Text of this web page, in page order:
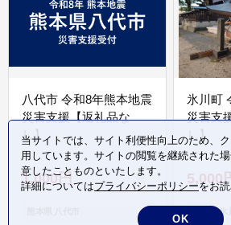
八代市 令和8年熊本地震
災害支援【返礼品な
し】
1,000円
氷川町
災害支
し】
5,000
熊本県 氷
当サイトでは、サイト利便性向上のため、
用しています。サイトの閲覧を継続された
意したことものといたします。
詳細についてはプライバシーポリシーをお
OK